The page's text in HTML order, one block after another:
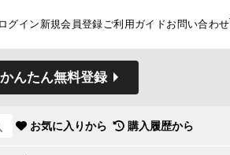
ログイン 新規会員登録ご利用ガイドお問い合わせ
かんたん無料登録
お気に入りから 購入履歴から